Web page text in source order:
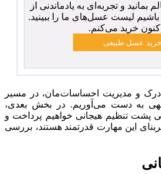
بمانید و تجربه‌ای به یادماندنی از
لیست عسل‌های ما را ببینید.
خرید می‌کنم.
و مدیریت احساسات‌مان، در مسیر
به دست می‌آوریم. در بخش بعدی،
پشت تنظیم هیجانی خواهیم پرداخت و
این مهارت قدرتمند هستند، بررسی